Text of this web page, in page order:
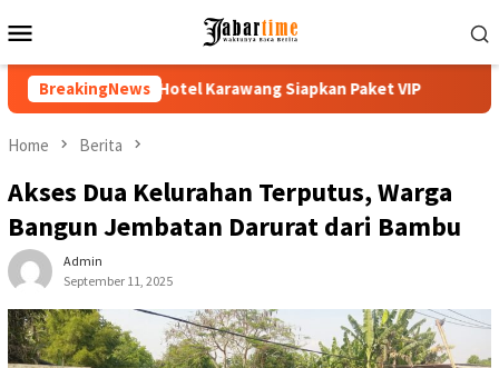
to
Menu
BreakingNews
Siapkan Paket VIP Buka PKKMB 2026, Rektor
Home Berita
Akses Dua Kelurahan Terputus, Warga
Bangun Jembatan Darurat dari Bambu
Admin
September 11, 2025